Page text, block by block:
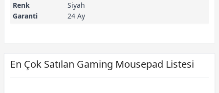
Renk
Siyah
Garanti
24 Ay
En Çok Satılan Gaming Mousepad Listesi